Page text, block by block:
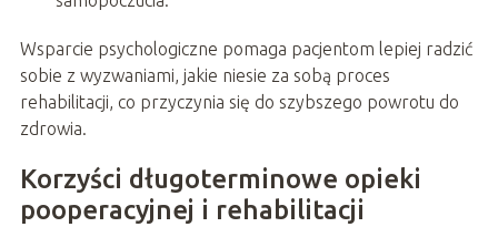
Wsparcie psychologiczne pomaga pacjentom lepiej radzić
sobie z wyzwaniami, jakie niesie za sobą proces
rehabilitacji, co przyczynia się do szybszego powrotu do
zdrowia.
Korzyści długoterminowe opieki
pooperacyjnej i rehabilitacji